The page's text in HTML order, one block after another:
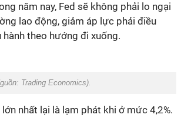
năm nay, Fed sẽ không phải lo ngại
lao động, giảm áp lực phải điều
theo hướng đi xuống.
Trading Economics).
lớn nhất lại là lạm phát khi ở mức 4,2%.